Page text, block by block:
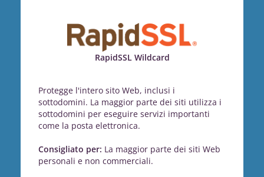
RapidSSL Wildcard
Protegge l'intero sito Web, inclusi i
sottodomini. La maggior parte dei siti utilizza i
sottodomini per eseguire servizi importanti
come la posta elettronica.
Consigliato per: La maggior parte dei siti Web
personali e non commerciali.